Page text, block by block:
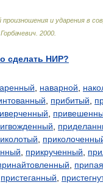
и ударения в
2000
сделать НИР?
наварной
прибитый
прикрученный
пристеганный